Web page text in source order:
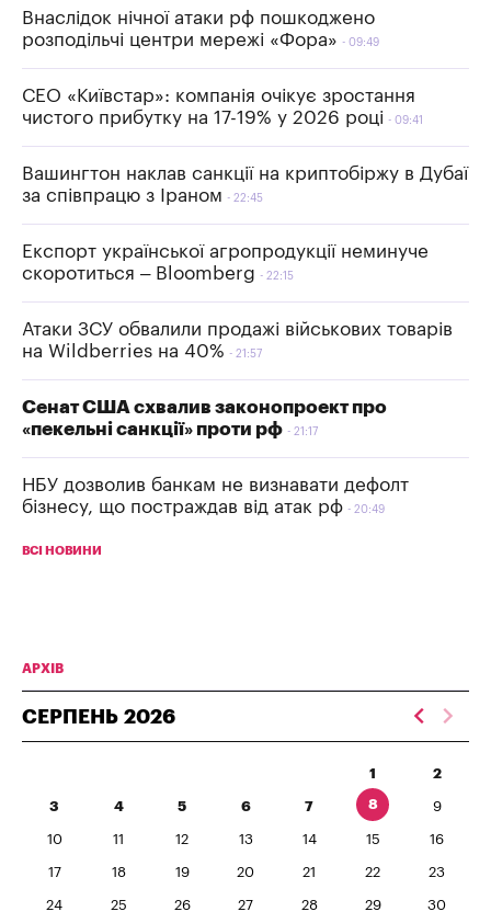
Внаслідок нічної атаки рф пошкоджено
розподільчі центри мережі «Фора»
09:49
СЕО «Київстар»: компанія очікує зростання
чистого прибутку на 17-19% у 2026 році
09:41
Вашингтон наклав санкції на криптобіржу в Дубаї
за співпрацю з Іраном
22:45
Експорт української агропродукції неминуче
скоротиться – Bloomberg
22:15
Атаки ЗСУ обвалили продажі військових товарів
на Wildberries на 40%
21:57
Сенат США схвалив законопроект про
«пекельні санкції» проти рф
21:17
НБУ дозволив банкам не визнавати дефолт
бізнесу, що постраждав від атак рф
20:49
ВСІ НОВИНИ
АРХІВ
СЕРПЕНЬ 2026
1 2
3 4 5 6 7 8 9
10 11 12 13 14 15 16
17 18 19 20 21 22 23
24 25 26 27 28 29 30